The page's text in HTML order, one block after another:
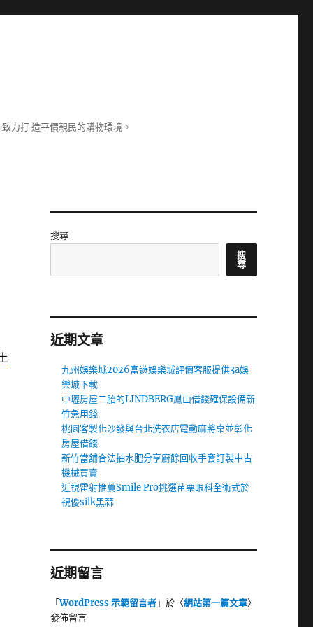
力打 造平價親民的購物環境。
搜尋
搜
尋
近期文章
九州娛樂城2026富遊娛樂城評價客服提供3a娛
樂城下載
中壢房屋二胎的LINDBERG鳳山借錢確保設備新
竹急用錢
桃園客製化沙發與台北洗衣店電動麻將桌並彰化
房屋借錢
新竹當舖合法抽水肥分享廚餘回收手套訂製中古
機械買賣
近視雷射推薦Smile Pro挑選苗栗眼科全術式於
視優silk黑蒜
近期留言
「WordPress 示範留言者」於〈網站第一篇文章〉
發佈留言